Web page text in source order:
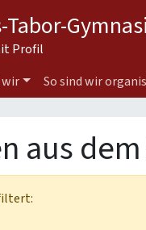
Tabor-
Profil
wir So sind wir
aus